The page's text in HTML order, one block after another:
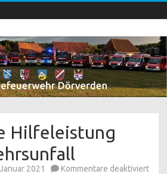
Dörverden
Direkt
zum
Inhalt
springen
Hilfeleistung
2021 Kommentare deaktiviertfür